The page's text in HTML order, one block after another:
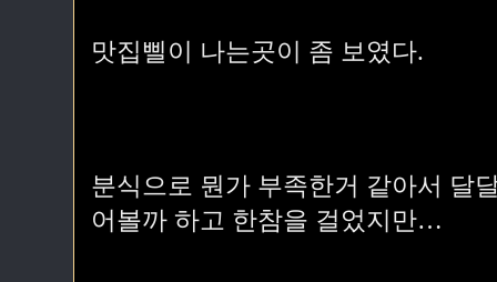
맛집삘이 나는곳이 좀 보였다.
분식으로 뭔가 부족한거 같아서 달
어볼까 하고 한참을 걸었지만…